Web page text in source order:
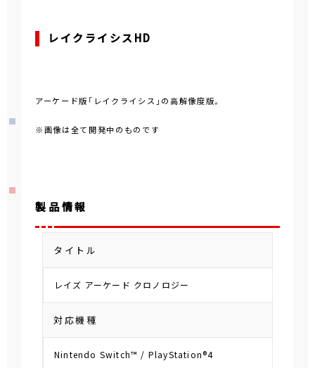
レイクライシスHD
アーケード版「レイクライシス」の高解像度版。
※画像は全て開発中のものです
製品情報
タイトル
レイズ アーケード クロノロジー
対応機種
Nintendo Switch™ / PlayStation®4